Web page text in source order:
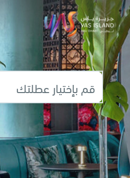
قم بإختيار عطلتك